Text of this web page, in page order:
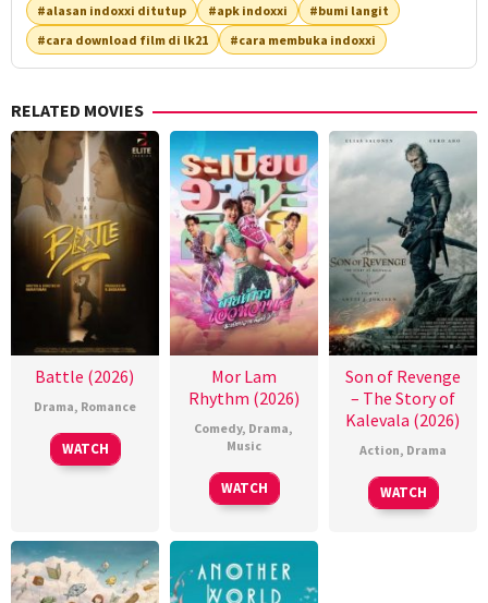
#alasan indoxxi ditutup
#apk indoxxi
#bumi langit
#cara download film di lk21
#cara membuka indoxxi
RELATED MOVIES
Battle (2026)
Drama, Romance
WATCH
Mor Lam
Rhythm (2026)
Comedy, Drama,
Music
WATCH
Son of Revenge
– The Story of
Kalevala (2026)
Action, Drama
WATCH